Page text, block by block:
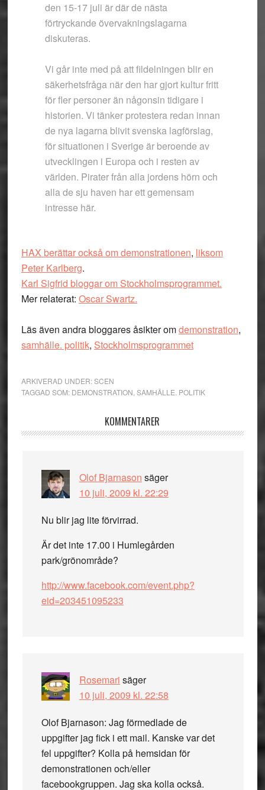
den 15-17 juli är där de nästa
förtryckande övervakningslagarna
diskuteras.
Vi går inte med på att fildelningen blir en
säkerhetsfråga när den har gjort kultur fritt
för fler personer än någonsin tidigare i
historien. Vi tänker protestera redan innan
de nya lagarna blivit svenska lagförslag,
för situationen i Sverige är beroende av
utvecklingen i Europa och i resten av
världen. Pirater från alla jordens hörn och
alla de sju haven har ett gemensam
intresse här.
HAX berättar också om demonstrationen, liksom
Peter Karlberg.
Karl Sigfrid bloggar om Stockholmsprogrammet.
Mer relaterat: Oscar Swartz.
Läs även andra bloggares åsikter omdemonstration,
samhälle. politik, Stockholmsprogrammet
ARKIVERAD UNDER:SCEN
TAGGAD SOM: DEMONSTRATION SAMHÄLLE. POLITIK
Läsarkommentarer
KOMMENTARER
Olof Bjarnason säger
10 juli, 2009 kl. 22:29
Nu blir jag lite förvirrad.
Är det inte 17.00 i Humlegården
park/grönområde?
http://www.facebook.com/event.php?
eid=203451095233
Rosemari säger
10 juli, 2009 kl. 22:58
Olof Bjarnason: Jag förmedlade de
uppgifter jag fick i ett mail. Kanske var det
fel uppgifter? Kolla på hemsidan för
demonstrationen och/eller
facebookgruppen. Jag ska kolla också.